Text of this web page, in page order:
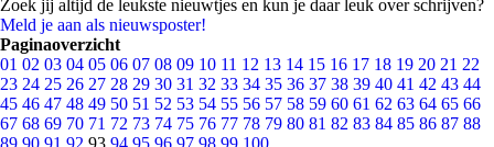
Zoek jij altijd de leukste nieuwtjes en kun je daar leuk over schrijven?
Meld je aan als nieuwsposter!
Paginaoverzicht
01 02 03 04 05 06 07 08 09 10 11 12 13 14 15 16 17 18 19 20 21 22
23 24 25 26 27 28 29 30 31 32 33 34 35 36 37 38 39 40 41 42 43 44
45 46 47 48 49 50 51 52 53 54 55 56 57 58 59 60 61 62 63 64 65 66
67 68 69 70 71 72 73 74 75 76 77 78 79 80 81 82 83 84 85 86 87 88
89 90 91 92 93 94 95 96 97 98 99 100